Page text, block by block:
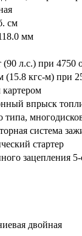
см
мм
(90 л.с.) при 4750
(15.8 кгс-м) при
впрыск
типа,
система
стартер
зацепления 5-
двойная